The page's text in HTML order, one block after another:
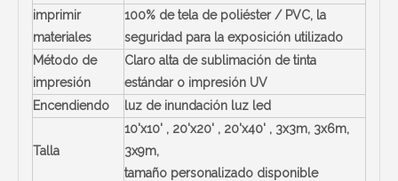
imprimir
materiales
100% de tela de poliéster / PVC, la
seguridad para la exposición utilizado
Método de
impresión
Claro alta de sublimación de tinta
estándar o impresión UV
Encendiendo
luz de inundación luz led
Talla
10'x10' , 20'x20' , 20'x40' , 3x3m, 3x6m,
3x9m,
tamaño personalizado disponible